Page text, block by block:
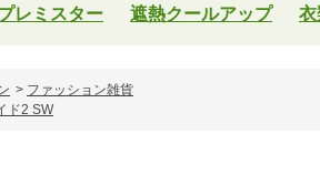
レミスター 遮熱クールアップ 衣
> ファッション雑貨
ド2 SW